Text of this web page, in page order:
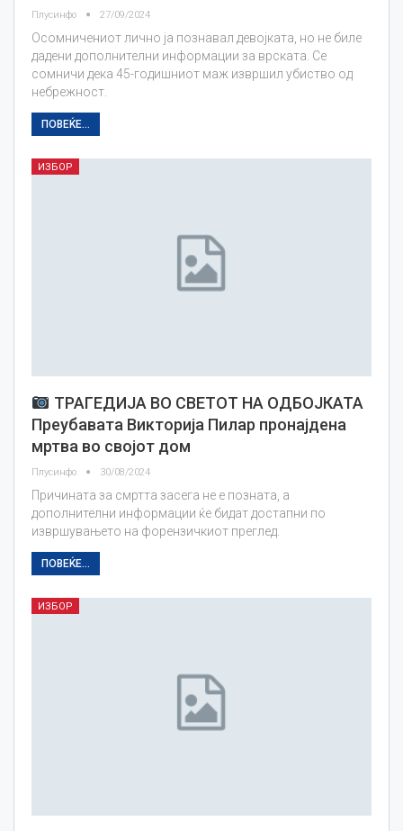
Плусинфо 27/09/2024
Осомничениот лично ја познавал девојката, но не биле
дадени дополнителни информации за врската. Се
сомничи дека 45-годишниот маж извршил убиство од
небрежност.
ПОВЕЌЕ...
ИЗБОР
ТРАГЕДИЈА ВО СВЕТОТ НА ОДБОЈКАТА
Преубавата Викторија Пилар пронајдена
мртва во својот дом
Плусинфо 30/08/2024
Причината за смртта засега не е позната, а
дополнителни информации ќе бидат достапни по
извршувањето на форензичкиот преглед.
ПОВЕЌЕ...
ИЗБОР